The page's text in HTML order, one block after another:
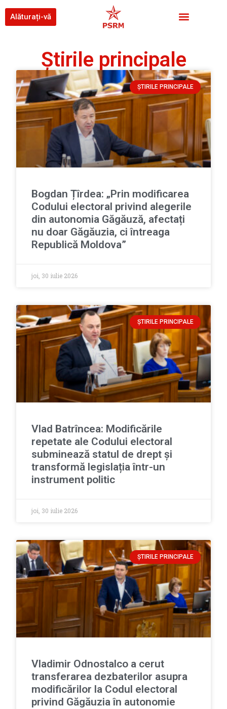
Alăturați-vă
Știrile principale
ȘTIRILE PRINCIPALE
Bogdan Țîrdea: „Prin modificarea
Codului electoral privind alegerile
din autonomia Găgăuză, afectați
nu doar Găgăuzia, ci întreaga
Republică Moldova”
joi, 30 iulie 2026
ȘTIRILE PRINCIPALE
Vlad Batrîncea: Modificările
repetate ale Codului electoral
subminează statul de drept și
transformă legislația într-un
instrument politic
joi, 30 iulie 2026
ȘTIRILE PRINCIPALE
Vladimir Odnostalco a cerut
transferarea dezbaterilor asupra
modificărilor la Codul electoral
privind Găgăuzia în autonomie